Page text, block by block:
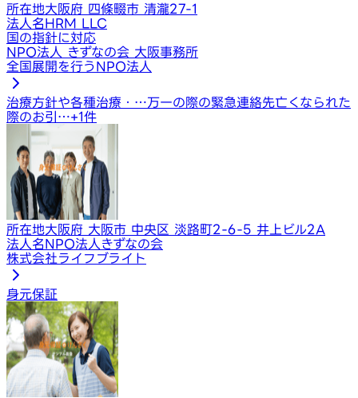
所在地大阪府 四條畷市 清瀧27-1
法人名HRM LLC
国の指針に対応
NPO法人 きずなの会 大阪事務所
全国展開を行うNPO法人
治療方針や各種治療・…万一の際の緊急連絡先亡くなられた
際のお引…+1件
所在地大阪府 大阪市 中央区 淡路町2-6-5 井上ビル2A
法人名NPO法人きずなの会
株式会社ライフブライト
身元保証